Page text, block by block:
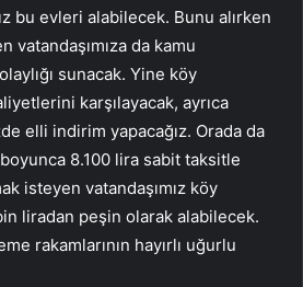
bu evleri alabilecek. Bunu alırken
vatandaşımıza da kamu
sunacak. Yine köy
karşılayacak, ayrıca
elli indirim yapacağız. Orada da
8.100 lira sabit taksitle
isteyen vatandaşımız köy
liradan peşin olarak alabilecek.
rakamlarının hayırlı uğurlu